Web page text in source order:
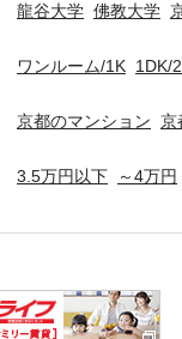
龍谷大学 佛教大学
ワンルーム/1K 1DK/
京都のマンション 京
3.5万円以下 ～4万円